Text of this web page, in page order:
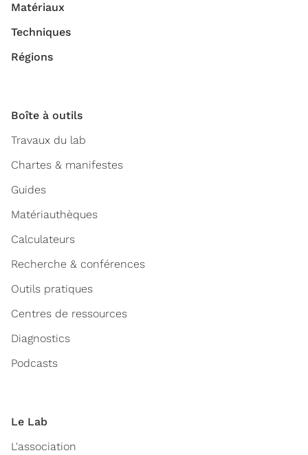
Matériaux
Techniques
Régions
Boîte à outils
Travaux du lab
Chartes & manifestes
Guides
Matériauthèques
Calculateurs
Recherche & conférences
Outils pratiques
Centres de ressources
Diagnostics
Podcasts
Le Lab
L'association